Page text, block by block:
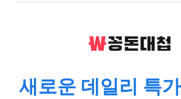
새로운 데일리 특